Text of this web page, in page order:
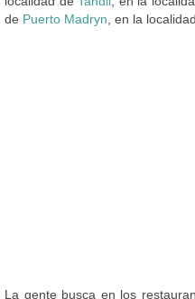
de Puerto Madryn , en la
La gente busca en los